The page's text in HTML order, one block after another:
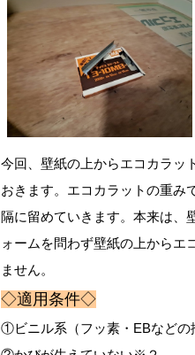
今回、壁紙の上からエコカラッ
おきます。エコカラットの重み
隔に留めていきます。本来は、
ォームを問わず壁紙の上からエ
ません。
◇適用条件◇
①ビニル系（フッ素・EBなどの